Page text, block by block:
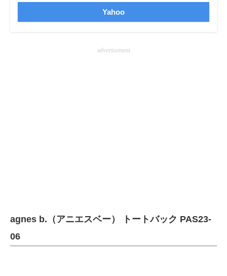
Yahoo
advertisement
agnes b.（アニエスベー） トートバック PAS23-
06